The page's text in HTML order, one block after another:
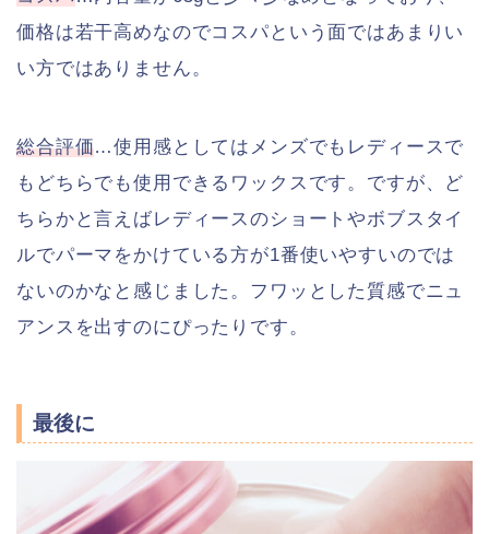
価格は若干高めなのでコスパという面ではあまりい
い方ではありません。
総合評価…使用感としてはメンズでもレディースで
もどちらでも使用できるワックスです。ですが、ど
ちらかと言えばレディースのショートやボブスタイ
ルでパーマをかけている方が1番使いやすいのでは
ないのかなと感じました。フワッとした質感でニュ
アンスを出すのにぴったりです。
最後に